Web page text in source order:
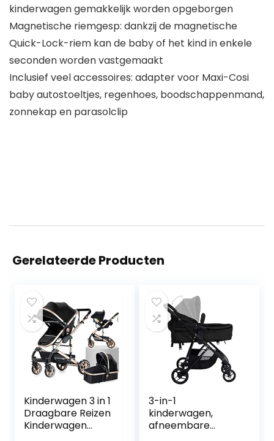
kinderwagen gemakkelijk worden opgeborgen
Magnetische riemgesp: dankzij de magnetische
Quick-Lock-riem kan de baby of het kind in enkele
seconden worden vastgemaakt
Inclusief veel accessoires: adapter voor Maxi-Cosi
baby autostoeltjes, regenhoes, boodschappenmand,
zonnekap en parasolclip
Gerelateerde Producten
Kinderwagen 3 in 1
Draagbare Reizen
Kinderwagen
3-in-1
kinderwagen,
afneembare